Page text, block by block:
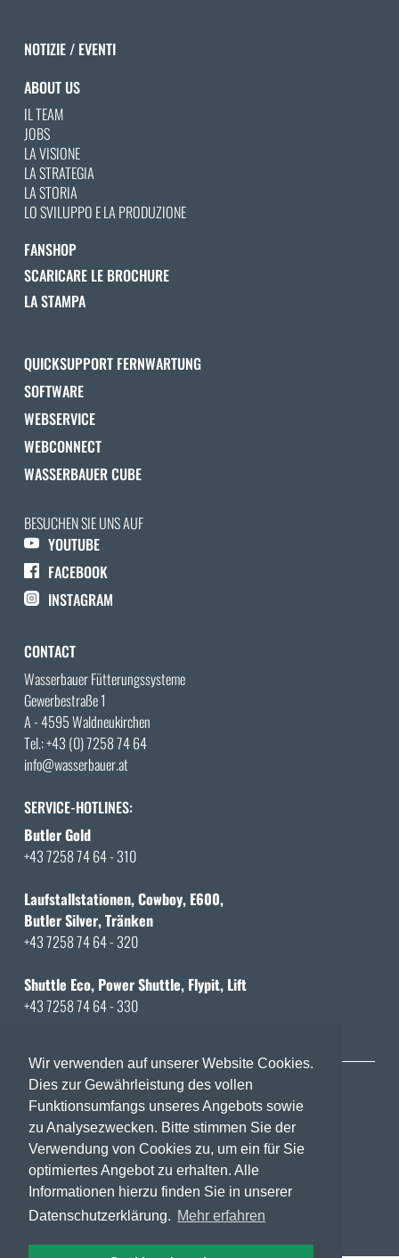
Wir verwenden auf unserer Website Cookies.
Dies zur Gewährleistung des vollen
Funktionsumfangs unseres Angebots sowie
zu Analysezwecken. Bitte stimmen Sie der
Verwendung von Cookies zu, um ein für Sie
optimiertes Angebot zu erhalten. Alle
Informationen hierzu finden Sie in unserer
Datenschutzerklärung. Mehr erfahren
NOTIZIE / EVENTI
ABOUT US
IL TEAM
JOBS
LA VISIONE
LA STRATEGIA
LA STORIA
LO SVILUPPO E LA PRODUZIONE
FANSHOP
SCARICARE LE BROCHURE
LA STAMPA
QUICKSUPPORT FERNWARTUNG
SOFTWARE
WEBSERVICE
WEBCONNECT
WASSERBAUER CUBE
BESUCHEN SIE UNS AUF
YOUTUBE
FACEBOOK
INSTAGRAM
CONTACT
Wasserbauer Fütterungssysteme
Gewerbestraße 1
A - 4595 Waldneukirchen
Tel.:+43 (0) 7258 74 64
info@wasserbauer.at
SERVICE-HOTLINES:
Butler Gold
+43 7258 74 64 - 310
Laufstallstationen, Cowboy, E600,
Butler Silver, Tränken
+43 7258 74 64 - 320
Shuttle Eco, Power Shuttle, Flypit, Lift
+43 7258 74 64 - 330
LAMKING
FEEDING SYSTEMS
FOR SHEEP AND GOATS